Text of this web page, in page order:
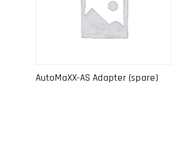
AutoMaXX-AS Adapter (spare)